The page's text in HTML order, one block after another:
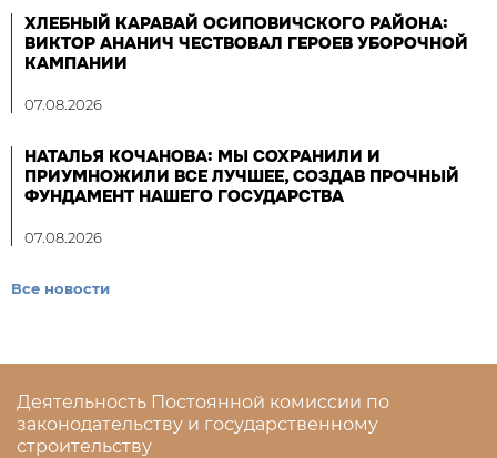
ХЛЕБНЫЙ КАРАВАЙ ОСИПОВИЧСКОГО РАЙОНА:
ВИКТОР АНАНИЧ ЧЕСТВОВАЛ ГЕРОЕВ УБОРОЧНОЙ
КАМПАНИИ
07.08.2026
НАТАЛЬЯ КОЧАНОВА: МЫ СОХРАНИЛИ И
ПРИУМНОЖИЛИ ВСЕ ЛУЧШЕЕ, СОЗДАВ ПРОЧНЫЙ
ФУНДАМЕНТ НАШЕГО ГОСУДАРСТВА
07.08.2026
Все новости
Деятельность Постоянной комиссии по
законодательству и государственному
строительству